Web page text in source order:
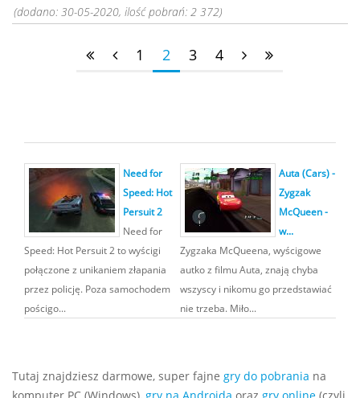
(dodano: 30-05-2020, ilość pobrań: 2 372)
1 2 3 4
Need for
Speed: Hot
Persuit 2
Need for
Speed: Hot Persuit 2 to wyścigi
połączone z unikaniem złapania
przez policję. Poza samochodem
pościgo...
Auta (Cars) -
Zygzak
McQueen -
w...
Zygzaka McQueena, wyścigowe
autko z filmu Auta, znają chyba
wszyscy i nikomu go przedstawiać
nie trzeba. Miło...
Tutaj znajdziesz darmowe, super fajne gry do pobrania na